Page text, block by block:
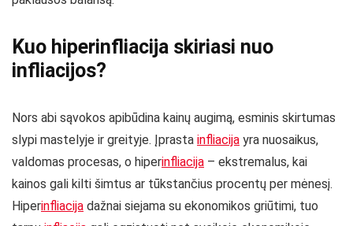
Kuo hiperinfliacija skiriasi nuo
infliacijos?
Nors abi sąvokos apibūdina kainų augimą, esminis skirtumas
slypi mastelyje ir greityje. Įprasta infliacija yra nuosaikus,
valdomas procesas, o hiperinfliacija – ekstremalus, kai
kainos gali kilti šimtus ar tūkstančius procentų per mėnesį.
Hiperinfliacija dažnai siejama su ekonomikos griūtimi, tuo